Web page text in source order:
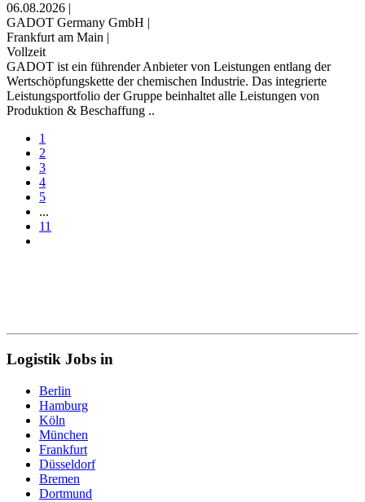
06.08.2026 |
GADOT Germany GmbH |
Frankfurt am Main |
Vollzeit
GADOT ist ein führender Anbieter von Leistungen entlang der
Wertschöpfungskette der chemischen Industrie. Das integrierte
Leistungsportfolio der Gruppe beinhaltet alle Leistungen von
Produktion & Beschaffung ..
1
2
3
4
5
...
11
Logistik Jobs in
Berlin
Hamburg
Köln
München
Frankfurt
Düsseldorf
Bremen
Dortmund